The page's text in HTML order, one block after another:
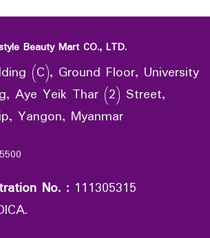
Beauty Mart CO., LTD.
(C), Ground Floor, University
Aye Yeik Thar (2) Street,
Yangon, Myanmar
No. : 111305315